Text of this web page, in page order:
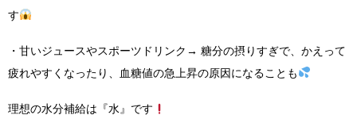
す
・甘いジュースやスポーツドリンク→ 糖分の摂りすぎで、かえって
疲れやすくなったり、血糖値の急上昇の原因になることも
理想の水分補給は『水』です